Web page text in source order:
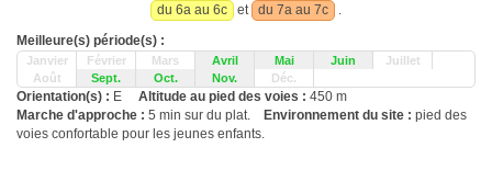
du 6a au 6c
et du 7a au 7c
.
Meilleure(s) période(s) :
Janvier Février Mars Avril Mai Juin
Juillet
Août
Sept. Oct. Nov. Déc.
Orientation(s) : E Altitude au pied des voies : 450 m
Marche d'approche : 5 min sur du plat. Environnement du site : pied des
voies confortable pour les jeunes enfants.